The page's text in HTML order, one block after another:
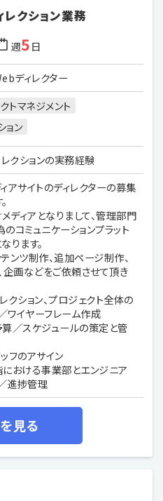
レクション業務
週5日
ディレクター
トマネジメント
ョン
レクションの実務経験
アサイトのディレクターの募集
ディアとなりまして、管理部門
のコミュニケーションプラット
ります。
ンツ制作、追加ページ制作、
企画などをご依頼させて頂き
クション、プロジェクト全体の
ワイヤーフレーム作成
算／スケジュールの策定と管
フのアサイン
における事業部とエンジニア
進捗管理
見る